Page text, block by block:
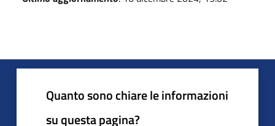
Quanto sono chiare le informazioni
su questa pagina?